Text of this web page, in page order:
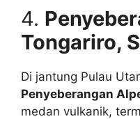
4.
Tongariro,
Di jantung Pulau
Penyeberangan
medan vulkanik,